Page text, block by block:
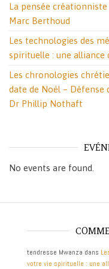
La pensée
Marc Berthoud
Les technologies des
spirituelle : une alliance
Les chronologies
date de Noël – Défense
Dr Phillip Nothaft
No events are found.
tendresse Mwanza dans
votre vie spirituelle : une